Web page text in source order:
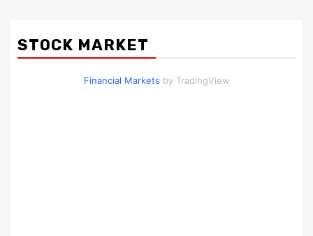
STOCK MARKET
Financial Markets by TradingView